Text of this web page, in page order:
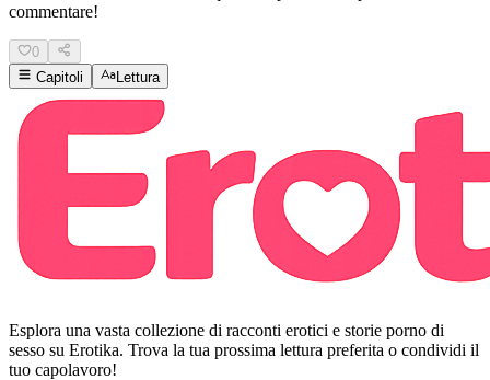
commentare!
0
Capitoli
Lettura
Esplora una vasta collezione di racconti erotici e storie porno di
sesso su Erotika. Trova la tua prossima lettura preferita o condividi il
tuo capolavoro!